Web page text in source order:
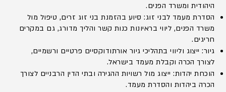
היהודית ומשרד הפנים.
הסדרת מעמד לבני זוג: סיוע בהזמנת בני זוג זרים, טיפול מול
משרד הפנים, ליווי בראיונות כנות קשר והליך מדורג, גם במקרים
חריגים.
גיור: ייצוג וליווי בתהליכי גיור אורתודוקסיים פרטיים ורשמיים,
לצורך הכרה וקבלת מעמד בישראל.
הוכחת יהדות: ייצוג מול רשויות ההגירה ובתי הדין הרבניים לצורך
הכרה ביהדות והסדרת מעמד.